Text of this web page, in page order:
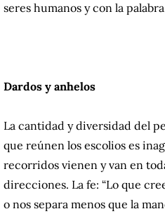
seres humanos y con la
Dardos y anhelos
La cantidad y diversidad del
que reúnen los escolios es
recorridos vienen y van en
direcciones. La fe: “Lo que
o nos separa menos que la